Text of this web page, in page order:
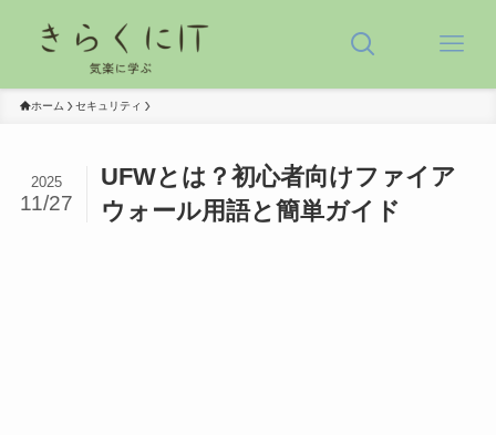
ホーム セキュリティ
UFWとは？初心者向けファイア
ウォール用語と簡単ガイド
2025
11/27